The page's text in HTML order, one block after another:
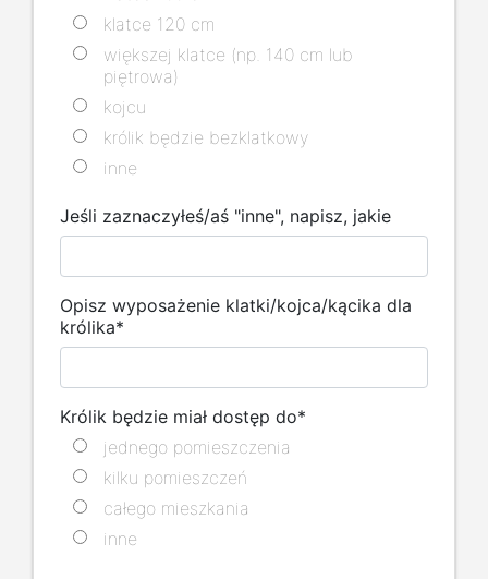
klatce 120 cm
większej klatce (np. 140 cm lub
piętrowa)
kojcu
królik będzie bezklatkowy
inne
Jeśli zaznaczyłeś/aś "inne", napisz, jakie
Opisz wyposażenie klatki/kojca/kącika dla
królika*
Królik będzie miał dostęp do*
jednego pomieszczenia
kilku pomieszczeń
całego mieszkania
inne